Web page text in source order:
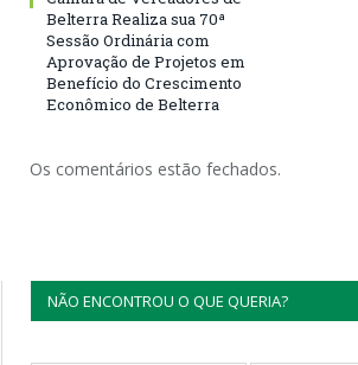
Belterra Realiza sua 70ª
Sessão Ordinária com
Aprovação de Projetos em
Benefício do Crescimento
Econômico de Belterra
Os comentários estão fechados.
NÃO ENCONTROU O QUE QUERIA?